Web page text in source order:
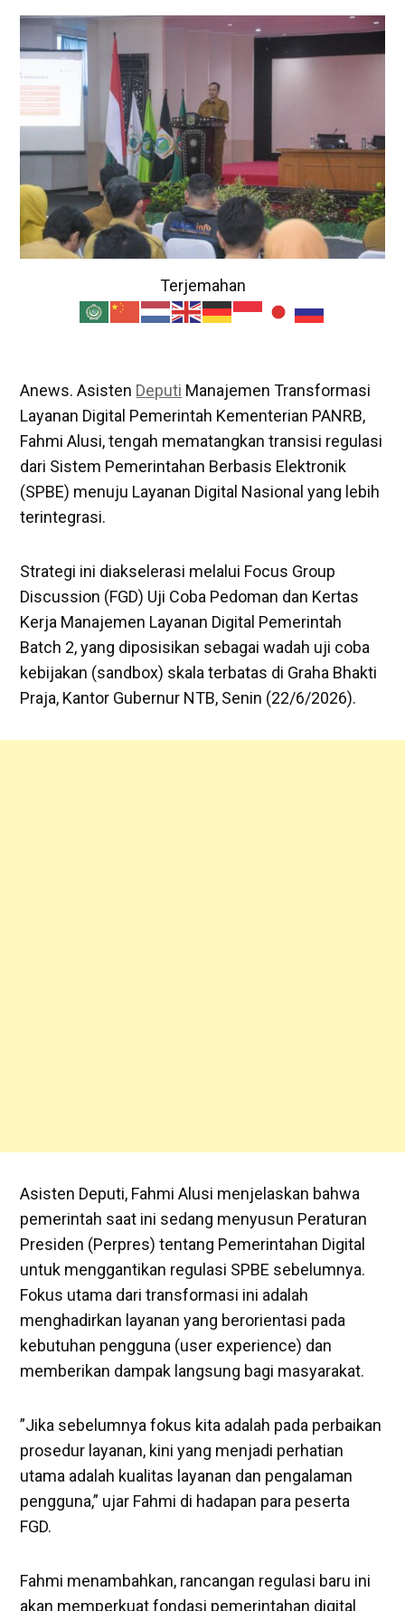
Terjemahan
Anews. ​Asisten Deputi Manajemen Transformasi
Layanan Digital Pemerintah Kementerian PANRB,
Fahmi Alusi, tengah mematangkan transisi regulasi
dari Sistem Pemerintahan Berbasis Elektronik
(SPBE) menuju Layanan Digital Nasional yang lebih
terintegrasi.
​Strategi ini diakselerasi melalui Focus Group
Discussion (FGD) Uji Coba Pedoman dan Kertas
Kerja Manajemen Layanan Digital Pemerintah
Batch 2, yang diposisikan sebagai wadah uji coba
kebijakan (sandbox) skala terbatas di Graha Bhakti
Praja, Kantor Gubernur NTB, Senin (22/6/2026).
Asisten Deputi, ​Fahmi Alusi menjelaskan bahwa
pemerintah saat ini sedang menyusun Peraturan
Presiden (Perpres) tentang Pemerintahan Digital
untuk menggantikan regulasi SPBE sebelumnya.
Fokus utama dari transformasi ini adalah
menghadirkan layanan yang berorientasi pada
kebutuhan pengguna (user experience) dan
memberikan dampak langsung bagi masyarakat.
​”Jika sebelumnya fokus kita adalah pada perbaikan
prosedur layanan, kini yang menjadi perhatian
utama adalah kualitas layanan dan pengalaman
pengguna,” ujar Fahmi di hadapan para peserta
FGD.
​Fahmi menambahkan, rancangan regulasi baru ini
akan memperkuat fondasi pemerintahan digital